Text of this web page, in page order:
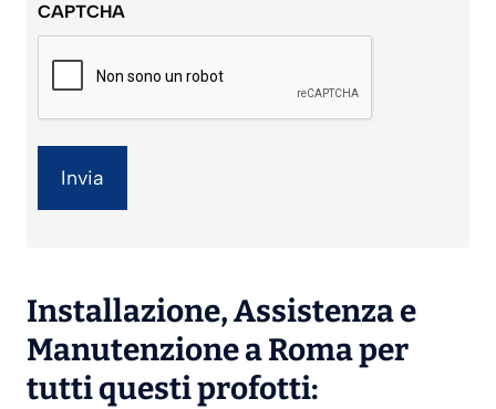
privacy
CAPTCHA
Installazione,Assistenzae
Manutenzionea Roma per
tutti questi profotti: